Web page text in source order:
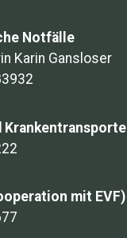
Notfälle
Karin Gansloser
Krankentransporte
mit EVF)